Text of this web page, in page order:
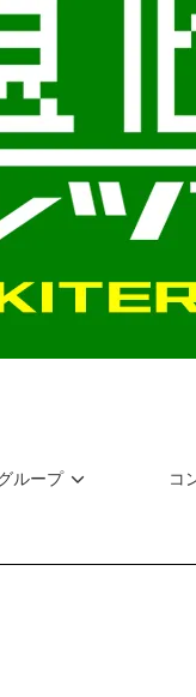
ループ コ